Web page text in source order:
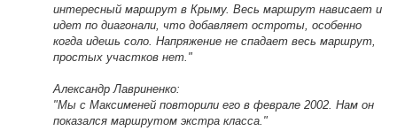
интересный маршрут в Крыму. Весь маршрут нависает и
идет по диагонали, что добавляет остроты, особенно
когда идешь соло. Напряжение не спадает весь маршрут,
простых участков нет."
Александр Лавриненко:
"Мы с Максименей повторили его в феврале 2002. Нам он
показался маршрутом экстра класса."